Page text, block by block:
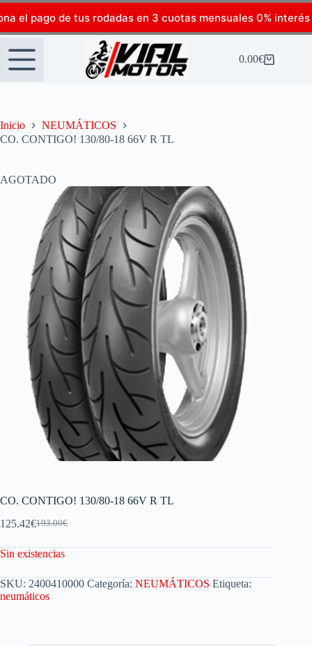
el pago de tus rodadas en 3 cuotas mensuales 0% interés
0.00€
Inicio
NEUMÁTICOS
CO. CONTIGO! 130/80-18 66V R TL
AGOTADO
CO. CONTIGO! 130/80-18 66V R TL
193.00€
125.42€
Sin existencias
SKU: 2400410000 Categoría: NEUMÁTICOS Etiqueta:
neumáticos